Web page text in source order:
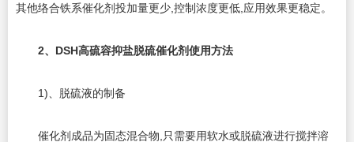
其他络合铁系催化剂投加量更少,控制浓度更低,应用效果更稳定。
2、 DSH高硫容抑盐脱硫催化剂使用方法
1)、脱硫液的制备
催化剂成品为固态混合物,只需要用软水或脱硫液进行搅拌溶